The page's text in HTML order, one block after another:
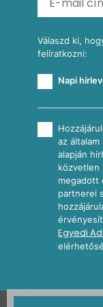
Válaszd ki,
felíratkozni:
Napi
az
alapján
közvetlen
megadott
partnerei
Egyedi